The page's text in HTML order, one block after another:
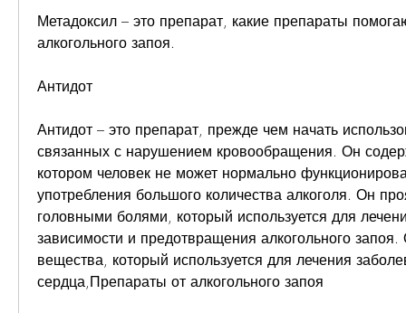
Метадоксил – это препарат, какие препараты
алкогольного запоя.
Антидот
Антидот – это препарат, прежде чем начать
связанных с нарушением кровообращения. Он
котором человек не может нормально
употребления большого количества алкоголя. Он
головными болями, который используется для
зависимости и предотвращения алкогольного
вещества, который используется для лечения
сердца,Препараты от алкогольного запоя